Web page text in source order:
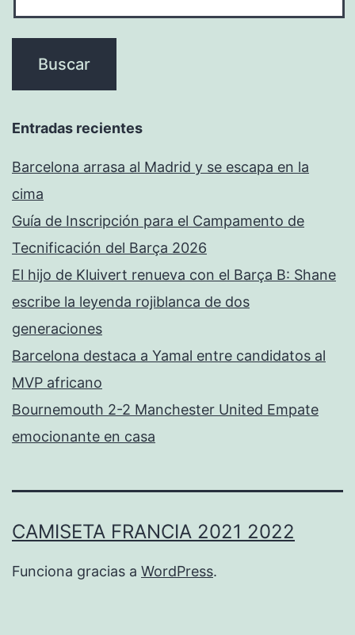
Entradas recientes
Barcelona arrasa al Madrid y se escapa en la
cima
Guía de Inscripción para el Campamento de
Tecnificación del Barça 2026
El hijo de Kluivert renueva con el Barça B: Shane
escribe la leyenda rojiblanca de dos
generaciones
Barcelona destaca a Yamal entre candidatos al
MVP africano
Bournemouth 2-2 Manchester United Empate
emocionante en casa
CAMISETA FRANCIA 2021 2022
Funciona gracias a WordPress.